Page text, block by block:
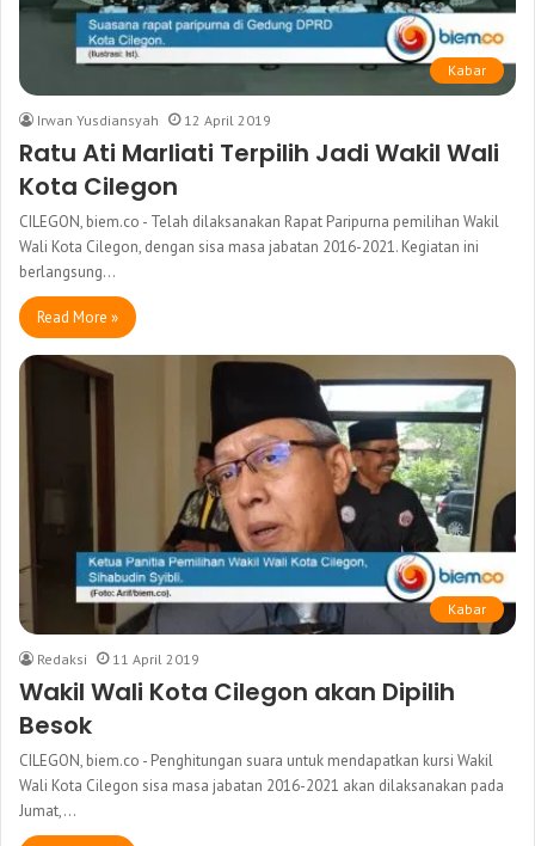
Kabar
Irwan Yusdiansyah 12 April 2019
Ratu Ati Marliati Terpilih Jadi Wakil Wali
Kota Cilegon
CILEGON, biem.co - Telah dilaksanakan Rapat Paripurna pemilihan Wakil
Wali Kota Cilegon, dengan sisa masa jabatan 2016-2021. Kegiatan ini
berlangsung…
Read More »
Kabar
Redaksi 11 April 2019
Wakil Wali Kota Cilegon akan Dipilih
Besok
CILEGON, biem.co - Penghitungan suara untuk mendapatkan kursi Wakil
Wali Kota Cilegon sisa masa jabatan 2016-2021 akan dilaksanakan pada
Jumat,…